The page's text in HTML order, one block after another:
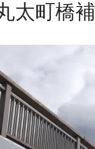
太町橋